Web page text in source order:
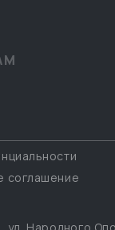
соглашение